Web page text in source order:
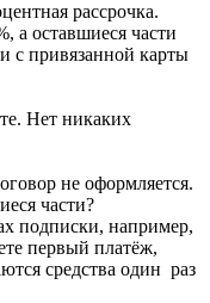
рассрочка.
а оставшиеся части
с привязанной карты
Нет никаких
не оформляется.
части?
подписки, например,
первый платёж,
средства один раз